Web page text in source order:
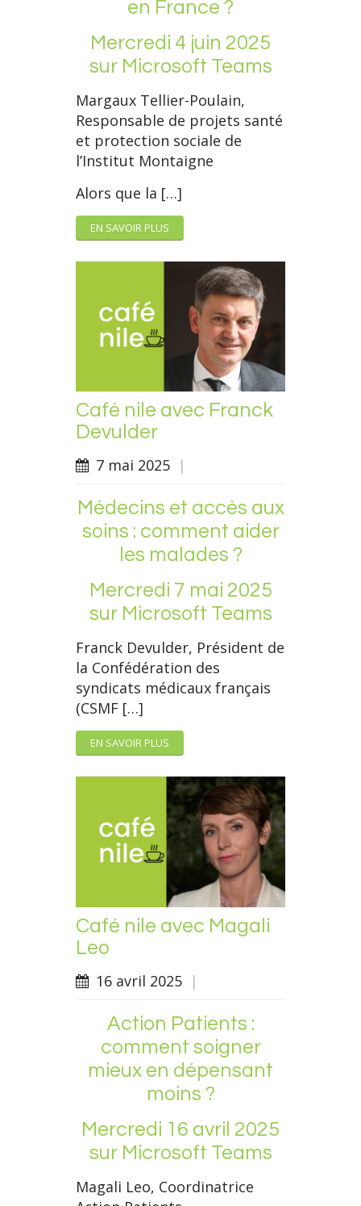
en France ?
Mercredi 4 juin 2025
sur Microsoft Teams
Margaux Tellier-Poulain,
Responsable de projets santé
et protection sociale de
l’Institut Montaigne
Alors que la […]
EN SAVOIR PLUS
Café nile avec Franck
Devulder
7 mai 2025 |
Médecins et accès aux
soins : comment aider
les malades ?
Mercredi 7 mai 2025
sur Microsoft Teams
Franck Devulder, Président de
la Confédération des
syndicats médicaux français
(CSMF […]
EN SAVOIR PLUS
Café nile avec Magali
Leo
16 avril 2025 |
Action Patients :
comment soigner
mieux en dépensant
moins ?
Mercredi 16 avril 2025
sur Microsoft Teams
Magali Leo, Coordinatrice